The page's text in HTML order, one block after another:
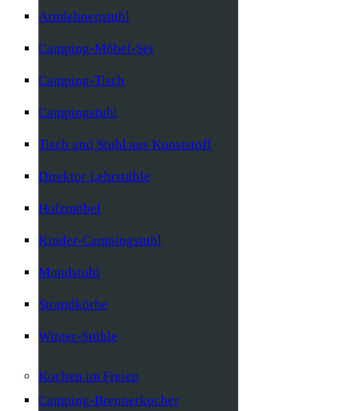
Armlehnenstuhl
Camping-Möbel-Set
Camping-Tisch
Campingstuhl
Tisch und Stuhl aus Kunststoff
Direktor Lehrstühle
Holzmöbel
Kinder-Campingstuhl
Mondstuhl
Strandkörbe
Winter-Stühle
Kochen im Freien
Camping-Brennerkocher